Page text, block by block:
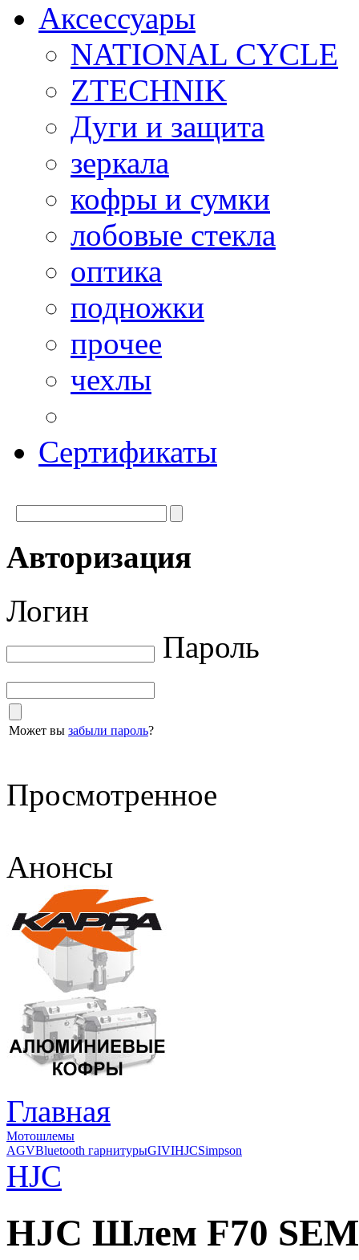
Аксессуары
NATIONAL CYCLE
ZTECHNIK
Дуги и защита
зеркала
кофры и сумки
лобовые стекла
оптика
подножки
прочее
чехлы
Сертификаты
Авторизация
Логин
Пароль
Может вы забыли пароль?
Просмотренное
Анонсы
Главная
Мотошлемы
AGVBluetooth гарнитурыGIVIHJCSimpson
HJC
HJC Шлем F70